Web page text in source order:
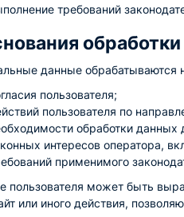
требований
данные обрабатываются
пользователя;
пользователя по
обработки данных
интересов оператора,
применимого
пользователя может быть
или иного действия,